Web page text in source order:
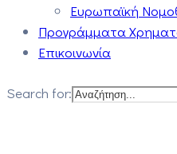
Ευρωπαϊκή
Προγράμματα
Επικοινωνία
Search for: